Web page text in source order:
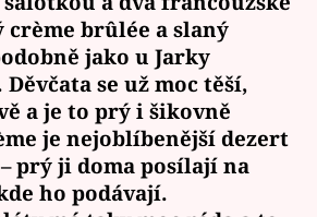
crème brûlée a slaný
jako u Jarky
se už moc těší,
a je to prý i šikovně
je nejoblíbenější dezert
prý ji doma posílají na
ho podávají.